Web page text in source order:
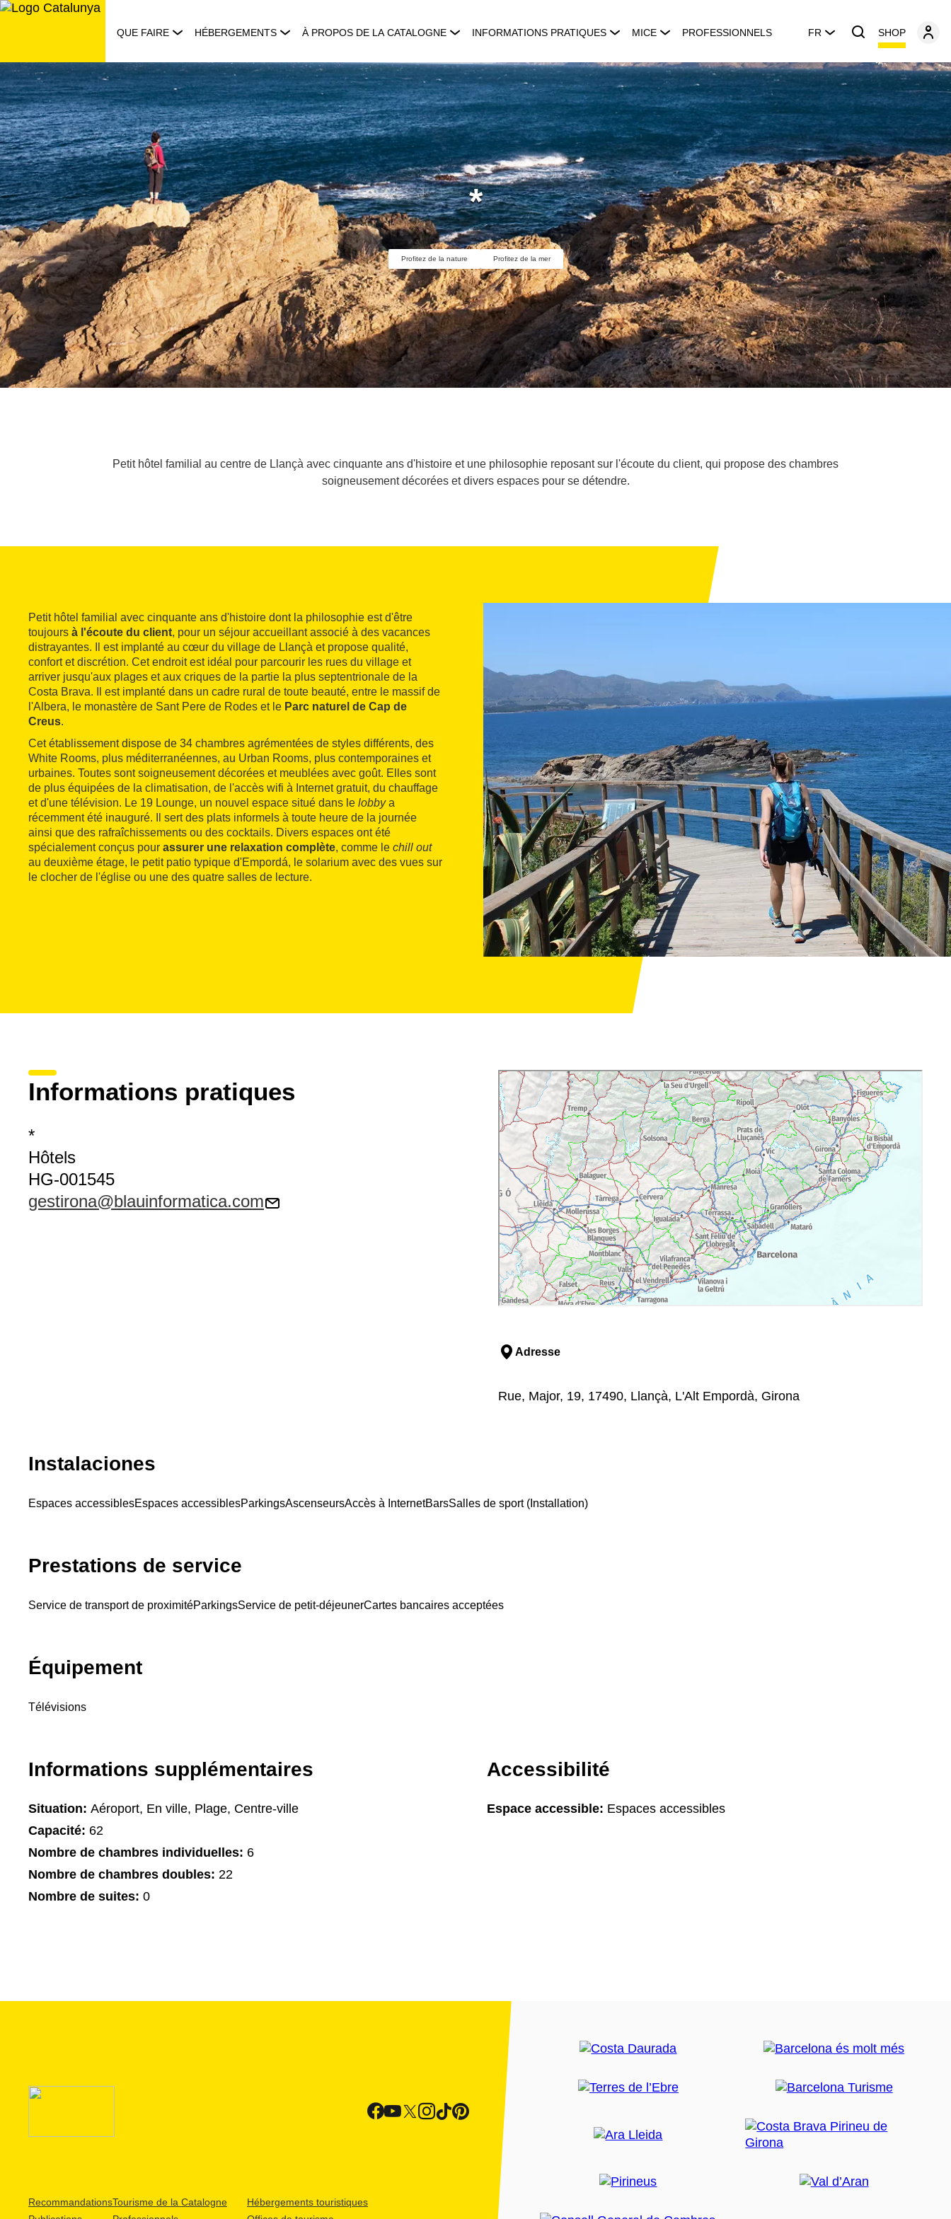
Aller
QUE FAIRE HÉBERGEMENTS À PROPOS DE LA CATALOGNE INFORMATIONS PRATIQUES MICE PROFESSIONNELS FR SHOP
*
Profitez de la nature Profitez de la mer
Petit hôtel familial au centre de Llançà avec cinquante ans d'histoire et une philosophie reposant sur l'écoute du client, qui propose des chambres
soigneusement décorées et divers espaces pour se détendre.
Petit hôtel familial avec cinquante ans d'histoire dont la philosophie est d'être
toujours à l'écoute du client, pour un séjour accueillant associé à des vacances
distrayantes. Il est implanté au cœur du village de Llançà et propose qualité,
confort et discrétion. Cet endroit est idéal pour parcourir les rues du village et
arriver jusqu'aux plages et aux criques de la partie la plus septentrionale de la
Costa Brava. Il est implanté dans un cadre rural de toute beauté, entre le massif de
l'Albera, le monastère de Sant Pere de Rodes et le Parc naturel de Cap de
Creus.
Cet établissement dispose de 34 chambres agrémentées de styles différents, des
White Rooms, plus méditerranéennes, au Urban Rooms, plus contemporaines et
urbaines. Toutes sont soigneusement décorées et meublées avec goût. Elles sont
de plus équipées de la climatisation, de l'accès wifi à Internet gratuit, du chauffage
et d'une télévision. Le 19 Lounge, un nouvel espace situé dans le lobbya
récemment été inauguré. Il sert des plats informels à toute heure de la journée
ainsi que des rafraîchissements ou des cocktails. Divers espaces ont été
spécialement conçus pour assurer une relaxation complète, comme le chill out
au deuxième étage, le petit patio typique d'Empordá, le solarium avec des vues sur
le clocher de l'église ou une des quatre salles de lecture.
Informations pratiques
*
Hôtels
HG-001545
gestirona@blauinformatica.com
Adresse
Rue, Major, 19, 17490, Llançà, L'Alt Empordà, Girona
Instalaciones
Espaces accessiblesEspaces accessiblesParkingsAscenseursAccès à InternetBarsSalles de sport (Installation)
Prestations de service
Service de transport de proximitéParkingsService de petit-déjeunerCartes bancaires acceptées
Équipement
Télévisions
Informations supplémentaires
Situation: Aéroport, En ville, Plage, Centre-ville
Capacité: 62
Nombre de chambres individuelles: 6
Nombre de chambres doubles: 22
Nombre de suites: 0
Accessibilité
Espace accessible: Espaces accessibles
RecommandationsTourisme de la Catalogne
Hébergements touristiques